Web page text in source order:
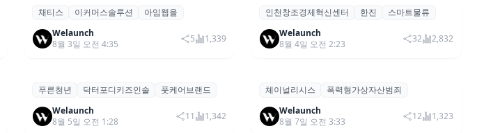
론칭,서비스
채티스, 아임웹 쇼핑몰 운영자 위한 구
매 전환형 이벤트 앱 ‘팝업딜’ 출시
채티스 이커머스솔루션
아임웹을
Welaunch
8월 3일 오전 4:35
5 1,339
모집,지원
인천혁신센터·한진, 물류 혁신 위한
‘2026 오픈웨이브 with 한진’ 참여기
업 모집
인천창조경제혁신센터 한진
스마트물류
Welaunch
8월 4일 오전 2:23
32 2,832
론칭,서비스
푸른청년, 성장기 아동 발 건강 위한
‘닥터포디 키즈 인솔’ 출시
푸른청년 닥터포디키즈인솔
풋케어브랜드
Welaunch
8월 5일 오전 1:28
11 1,342
기타
체이널리시스 “가상자산 보유자 대상
폭력 범죄 증가…상반기 탈취액 3000
만 달러 돌파
체이널리시스
폭력형가상자산범죄
Welaunch
8월 7일 오전 3:33
12 1,323